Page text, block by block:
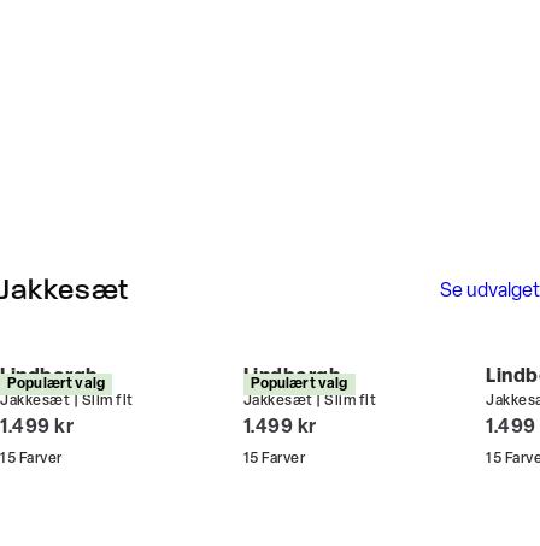
Jakkesæt Se udvalget
Populært valg
Lindbergh
Jakkesæt | Slim fit
I alt (inkl. rabat)
1.499 kr
15 Farver
Populært valg
Lindbergh
Jakkesæt | Slim fit
I alt (inkl. rabat)
1.499 kr
15 Farver
I alt
15